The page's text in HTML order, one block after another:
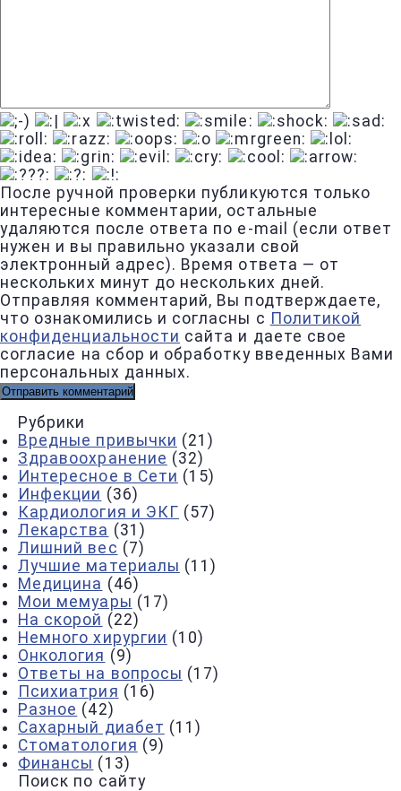
После ручной проверки публикуются только
интересные комментарии, остальные
удаляются после ответа по e-mail (если ответ
нужен и вы правильно указали свой
электронный адрес). Время ответа — от
нескольких минут до нескольких дней.
Отправляя комментарий, Вы подтверждаете,
что ознакомились и согласны с Политикой
конфиденциальности сайта и даете свое
согласие на сбор и обработку введенных Вами
персональных данных.
Рубрики
Вредные привычки (21)
Здравоохранение (32)
Интересное в Сети (15)
Инфекции (36)
Кардиология и ЭКГ (57)
Лекарства (31)
Лишний вес (7)
Лучшие материалы (11)
Медицина (46)
Мои мемуары (17)
На скорой (22)
Немного хирургии (10)
Онкология (9)
Ответы на вопросы (17)
Психиатрия (16)
Разное (42)
Сахарный диабет (11)
Стоматология (9)
Финансы (13)
Поиск по сайту